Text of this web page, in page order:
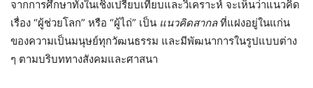
จากการศึกษาทั้งในเชิงเปรียบเทียบและวิเคราะห์ จะเห็นว่าแนวคิด
เรื่อง “ผู้ช่วยโลก” หรือ “ผู้ไถ่” เป็น แนวคิดสากลที่แฝงอยู่ในแก่น
ของความเป็นมนุษย์ทุกวัฒนธรรม และมีพัฒนาการในรูปแบบต่าง
ๆ ตามบริบททางสังคมและศาสนา